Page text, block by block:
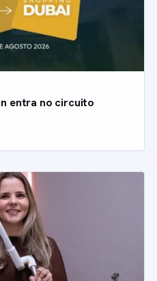
entra no circuito